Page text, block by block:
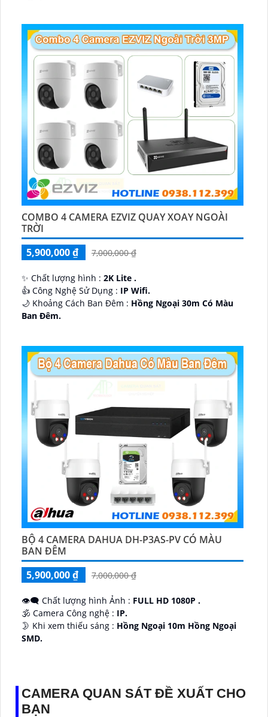
COMBO 4 CAMERA EZVIZ QUAY XOAY NGOÀI
TRỜI
5,900,000 ₫
7,000,000 ₫
✨ Chất lượng hình : 2K Lite .
👍 Công Nghệ Sử Dụng : IP Wifi.
🌙 Khoảng Cách Ban Đêm : Hồng Ngoại 30m Có Màu
Ban Ðêm.
BỘ 4 CAMERA DAHUA DH-P3AS-PV CÓ MÀU
BAN ĐÊM
5,900,000 ₫
7,000,000 ₫
👁️‍🗨 Chất lượng hình Ảnh : FULL HD 1080P .
🕉️ Camera Công nghệ : IP.
🌛 Khi xem thiếu sáng : Hồng Ngoại 10m Hồng Ngoại
SMD.
CAMERA QUAN SÁT ĐỀ XUẤT CHO
BẠN